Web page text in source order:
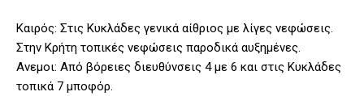
Καιρός: Στις Κυκλάδες γενικά αίθριος με λίγες νεφώσεις.
Στην Κρήτη τοπικές νεφώσεις παροδικά αυξημένες.
Ανεμοι: Από βόρειες διευθύνσεις 4 με 6 και στις Κυκλάδες
τοπικά 7 μποφόρ.